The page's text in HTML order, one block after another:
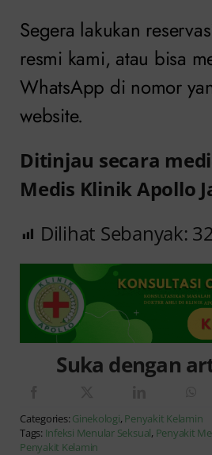
Segera lakukan
resmi kami, atau bisa
WhatsApp di nomor
website.
Ditinjau secara
Medis Klinik Apollo
Dilihat Sebanyak:
Suka dengan
Categories: Ginekologi, Penyakit Kelamin
Tags: Infeksi Menular Seksual, Penyakit
Penyakit Kelamin